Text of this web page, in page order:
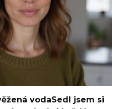
vodaSedl jsem si